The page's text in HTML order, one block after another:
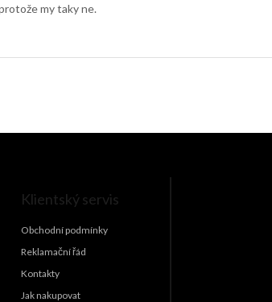
my taky ne.
Klientský servis
Obchodní podmínky
Reklamační řád
Kontakty
Jak nakupovat